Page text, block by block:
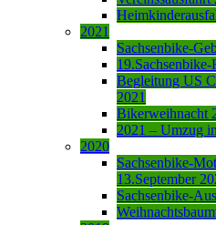
2021
Sachsenbike-
Begleitung US
2021
Bikerweihnacht
2021 – Umzug
2020
Sachsenbike-
13.September
Sachsenbike-